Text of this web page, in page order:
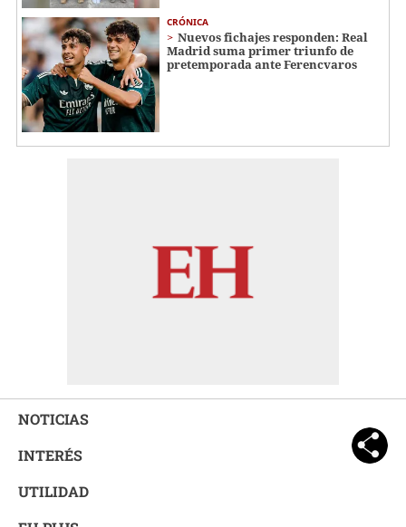
CRÓNICA
Nuevos fichajes responden: Real
Madrid suma primer triunfo de
pretemporada ante Ferencvaros
NOTICIAS
INTERÉS
UTILIDAD